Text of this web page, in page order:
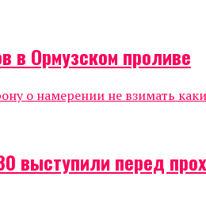
в Ормузском проливе
о намерении не взимать
выступили перед